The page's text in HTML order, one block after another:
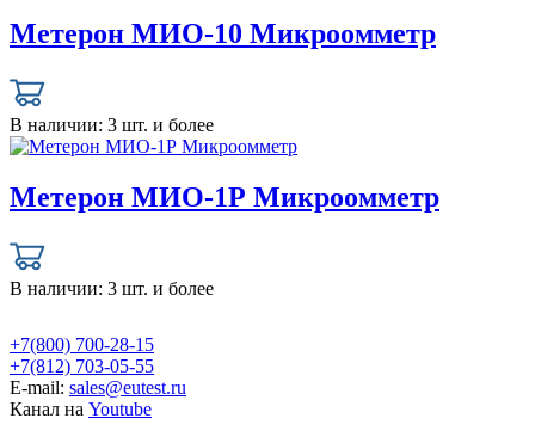
Метерон МИО-10 Микроомметр
В наличии: 3 шт. и более
Метерон МИО-1Р Микроомметр
В наличии: 3 шт. и более
+7(800) 700-28-15
+7(812) 703-05-55
E-mail: sales@eutest.ru
Канал на Youtube